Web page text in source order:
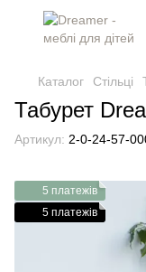
Каталог Стільці
Табурет
Артикул: 2-0-24-57-
5 платежів
5 платежів